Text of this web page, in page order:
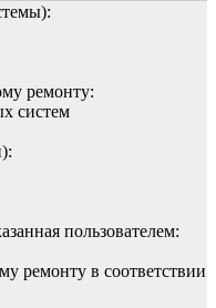
ремонту:
систем
пользователем:
ремонту в соответствии